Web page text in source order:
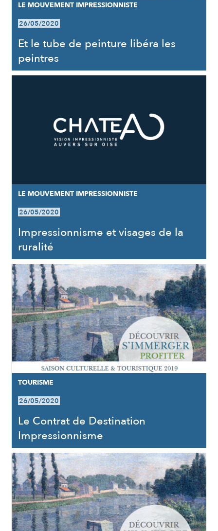
LE MOUVEMENT IMPRESSIONNISTE
26/05/2020
Et le tube de peinture libéra les
peintres
LE MOUVEMENT IMPRESSIONNISTE
26/05/2020
Impressionnisme et visages de la
ruralité
TOURISME
26/05/2020
Le Contrat de Destination
Impressionnisme